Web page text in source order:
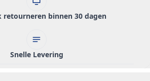
retourneren binnen 30 dagen
Snelle Levering